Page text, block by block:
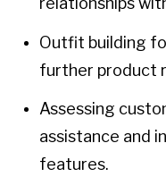
Outfit building
further product
Assessing
assistance and
features.